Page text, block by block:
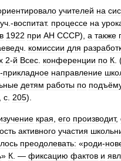
учителей на
уч .-воспитат. процессе на
в 1922 при АН СССР), а также
комиссии для
2-й Всес конференции по К .
-прикладное направление
детям работы по
с 205).
края его производит,
активного участия
преодолевать: «роди-
» К . — фиксацию фактов и